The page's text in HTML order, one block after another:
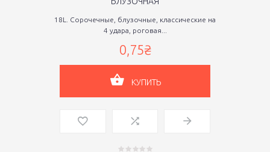
18L. Сорочечные, блузочные, классические на
4 удара, роговая...
0,75₴
КУПИТЬ